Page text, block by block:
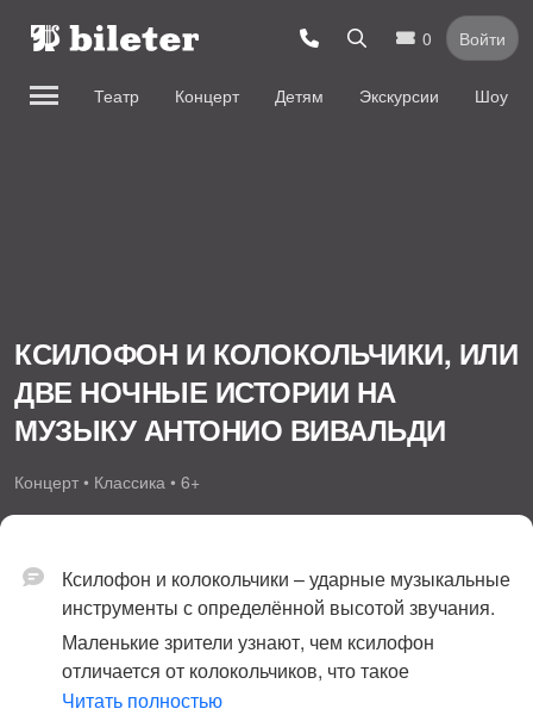
0 Войти
Театр Концерт Детям Экскурсии Шоу
КСИЛОФОН И КОЛОКОЛЬЧИКИ, ИЛИ
ДВЕ НОЧНЫЕ ИСТОРИИ НА
МУЗЫКУ АНТОНИО ВИВАЛЬДИ
Концерт • Классика • 6+
Ксилофон и колокольчики – ударные музыкальные
инструменты с определённой высотой звучания.
Маленькие зрители узнают, чем ксилофон
отличается от колокольчиков, что такое
резонаторы, и чем музыкант ударяет по
Читать полностью